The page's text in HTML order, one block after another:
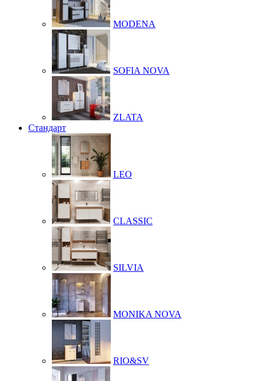
MODENA
SOFIA NOVA
ZLATA
Стандарт
LEO
CLASSIC
SILVIA
MONIKA NOVA
RIO&SV